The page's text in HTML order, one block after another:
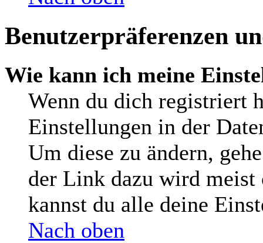
Benutzerpräferenzen
Wie kann ich meine
Wenn du dich registriert
Einstellungen in der
Um diese zu ändern,
der Link dazu wird meist
kannst du alle deine
Nach oben